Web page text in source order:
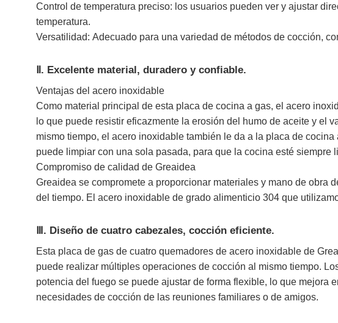
Control de temperatura preciso: los usuarios pueden ver y ajustar
temperatura.
Versatilidad: Adecuado para una variedad de métodos de cocción,
Ⅱ. Excelente material, duradero y confiable.
Ventajas del acero inoxidable
Como material principal de esta placa de cocina a gas, el acero
lo que puede resistir eficazmente la erosión del humo de aceite y el
mismo tiempo, el acero inoxidable también le da a la placa de
puede limpiar con una sola pasada, para que la cocina esté siempre
Compromiso de calidad de Greaidea
Greaidea se compromete a proporcionar materiales y mano de obra
del tiempo. El acero inoxidable de grado alimenticio 304 que
Ⅲ. Diseño de cuatro cabezales, cocción eficiente.
Esta placa de gas de cuatro quemadores de acero inoxidable de
puede realizar múltiples operaciones de cocción al mismo tiempo.
potencia del fuego se puede ajustar de forma flexible, lo que mejora
necesidades de cocción de las reuniones familiares o de amigos.